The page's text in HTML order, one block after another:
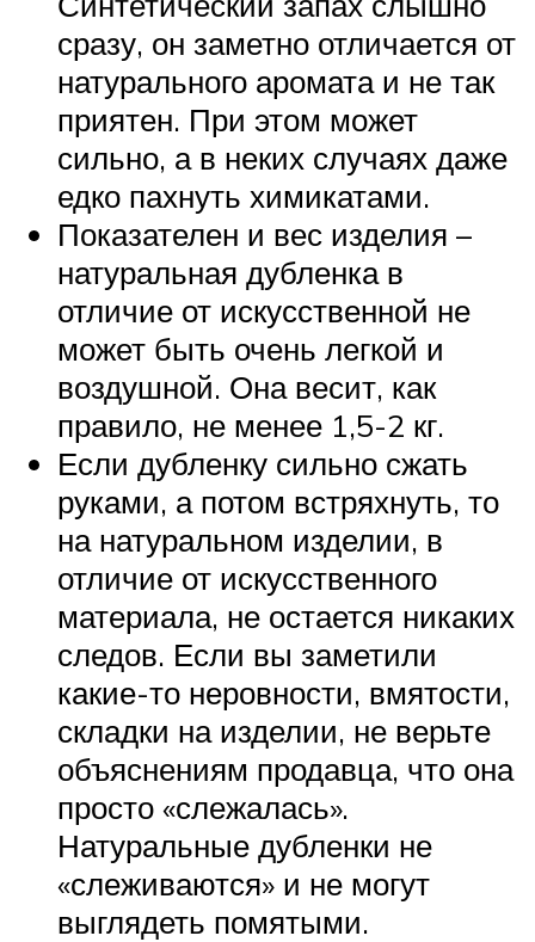
сразу, он заметно отличается от
натурального аромата и не так
приятен. При этом может
сильно, а в неких случаях даже
едко пахнуть химикатами.
Показателен и вес изделия –
натуральная дубленка в
отличие от искусственной не
может быть очень легкой и
воздушной. Она весит, как
правило, не менее 1,5-2 кг.
Если дубленку сильно сжать
руками, а потом встряхнуть, то
на натуральном изделии, в
отличие от искусственного
материала, не остается никаких
следов. Если вы заметили
какие-то неровности, вмятости,
складки на изделии, не верьте
объяснениям продавца, что она
просто «слежалась».
Натуральные дубленки не
«слеживаются» и не могут
выглядеть помятыми.